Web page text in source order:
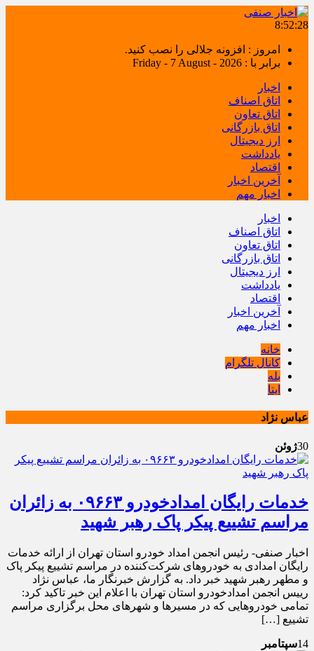
8:52:28
امروز : افزونه جلالی را نصب کنید.
برابر با : Friday - 7 August - 2026
اخبار
اتاق اصناف
اتاق تعاون
اتاق بازرگانی
ارز دیجیتال
یادداشت
اقتصاد
آخرین اخبار
اخبار مهم
اخبار
اتاق اصناف
اتاق تعاون
اتاق بازرگانی
ارز دیجیتال
یادداشت
اقتصاد
آخرین اخبار
اخبار مهم
خانه
کانال تلگرام
بله
ایتا
عباس نژاد
30ژوئن
خدمات رایگان امدادخودرو ۰۹۶۶۳ به زائران
مراسم تشییع پیکر پاک رهبر شهید
اخبار صنفی- رئیس انجمن امداد خودرو استان تهران از ارائه خدمات
رایگان امدادی به خودروهای شرکت‌کننده در مراسم تشییع پیکر پاک
و مطهر رهبر شهید خبر داد. به گزارش خبرنگار ما، عباس نژاد
رییس انجمن امدادخودرو استان تهران با اعلام این خبر تاکید کرد:
تمامی خودروهایی که در مسیرها و شهرهای محل برگزاری مراسم
تشییع […]
14سپتامبر